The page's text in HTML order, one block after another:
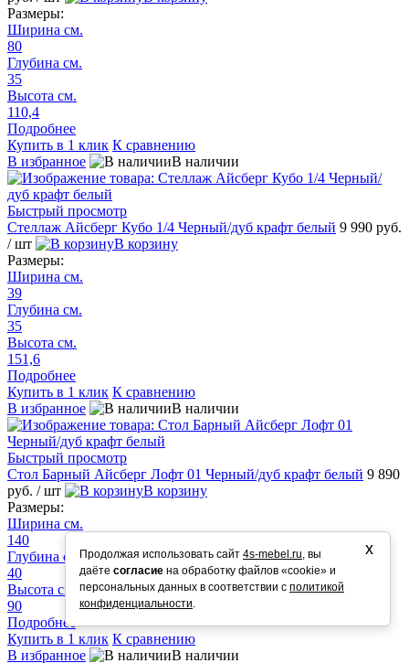
Размеры:
Ширина см.
80
Глубина см.
35
Высота см.
110,4
Подробнее
Купить в 1 клик К сравнению
В избранное
В наличии
Быстрый просмотр
Стеллаж Айсберг Кубо 1/4 Черный/дуб крафт белый 9 990 руб.
/ шт
В корзину
Размеры:
Ширина см.
39
Глубина см.
35
Высота см.
151,6
Подробнее
Купить в 1 клик К сравнению
В избранное
В наличии
Быстрый просмотр
Стол Барный Айсберг Лофт 01 Черный/дуб крафт белый 9 890
руб. / шт
В корзину
Размеры:
Ширина см.
140
Глубина см.
40
Высота см.
90
Подробнее
Купить в 1 клик К сравнению
В избранное
В наличии
Продолжая использовать сайт 4s-mebel.ru, вы
даёте согласие на обработку файлов «cookie» и
персональных данных в соответствии с политикой
конфиденциальности.
х